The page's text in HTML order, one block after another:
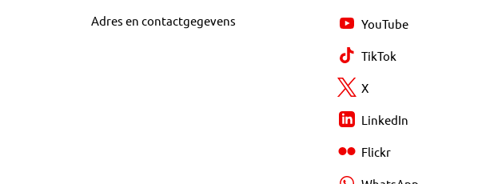
Adres en contactgegevens YouTube
TikTok
X
LinkedIn
Flickr